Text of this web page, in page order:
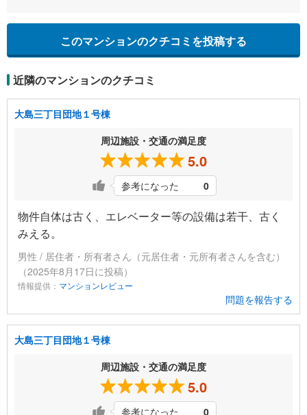
このマンションのクチコミを投稿する
近隣のマンションのクチコミ
大島三丁目団地１号棟
周辺施設・交通の満足度
5.0
参考になった 0
物件自体は古く、エレベーター等の設備は若干、古く
みえる。
男性 / 居住者・所有者さん（元居住者・元所有者さんを含む）
（2025年8月17日に投稿）
情報提供： マンションレビュー
問題を報告する
大島三丁目団地１号棟
周辺施設・交通の満足度
5.0
参考になった 0